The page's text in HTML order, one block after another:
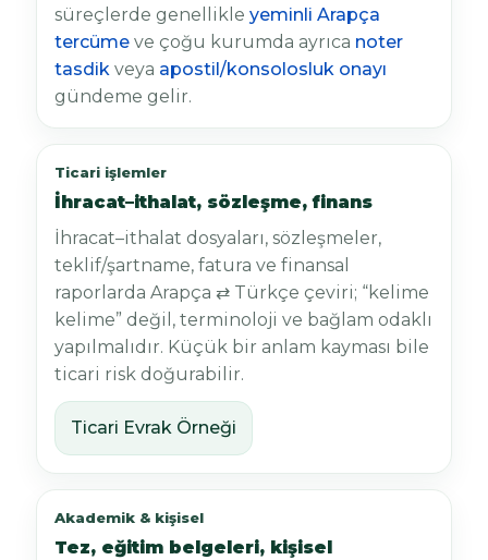
süreçlerde genellikle yeminli Arapça
tercüme ve çoğu kurumda ayrıca noter
tasdik veya apostil/konsolosluk onayı
gündeme gelir.
Ticari işlemler
İhracat–ithalat, sözleşme, finans
İhracat–ithalat dosyaları, sözleşmeler,
teklif/şartname, fatura ve finansal
raporlarda Arapça ⇄ Türkçe çeviri; “kelime
kelime” değil, terminoloji ve bağlam odaklı
yapılmalıdır. Küçük bir anlam kayması bile
ticari risk doğurabilir.
Ticari Evrak Örneği
Akademik & kişisel
Tez, eğitim belgeleri, kişisel